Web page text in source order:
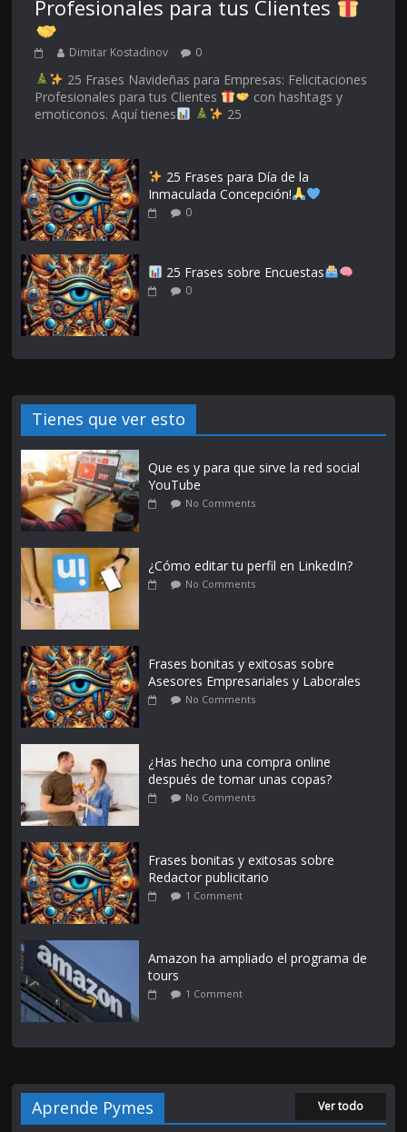
Profesionales para tus Clientes
Dimitar Kostadinov 0
25 Frases Navideñas para Empresas: Felicitaciones
Profesionales para tus Clientes
con hashtags y
emoticonos. Aquí tienes
25
25 Frases para Día de la
Inmaculada Concepción!
0
25 Frases sobre Encuestas
0
Tienes que ver esto
Que es y para que sirve la red social
YouTube
No Comments
¿Cómo editar tu perfil en LinkedIn?
No Comments
Frases bonitas y exitosas sobre
Asesores Empresariales y Laborales
No Comments
¿Has hecho una compra online
después de tomar unas copas?
No Comments
Frases bonitas y exitosas sobre
Redactor publicitario
1 Comment
Amazon ha ampliado el programa de
tours
1 Comment
Aprende Pymes Ver todo